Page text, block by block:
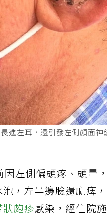
進左耳，還引發左側顏面
左側偏頭疼、頭暈
，左半邊臉還麻痺
狀皰疹感染，經住院